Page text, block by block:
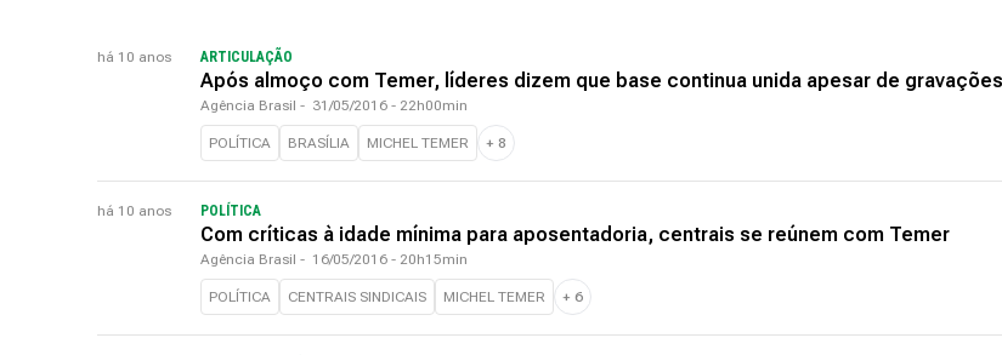
há 10 anos ARTICULAÇÃO
Após almoço com Temer, líderes dizem que base continua unida apesar de gravações
Agência Brasil - 31/05/2016 - 22h00min
POLÍTICA BRASÍLIA MICHEL TEMER + 8
há 10 anos POLÍTICA
Com críticas à idade mínima para aposentadoria, centrais se reúnem com Temer
Agência Brasil - 16/05/2016 - 20h15min
POLÍTICA CENTRAIS SINDICAIS MICHEL TEMER + 6